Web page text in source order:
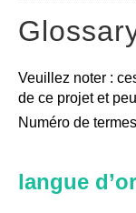
Veuillez noter :
de ce projet et
Numéro de
langue